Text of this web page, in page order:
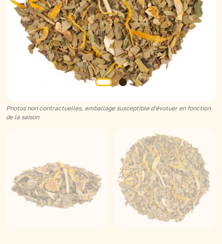
Photos non contractuelles, emballage susceptible d'évoluer en fonction
de la saison